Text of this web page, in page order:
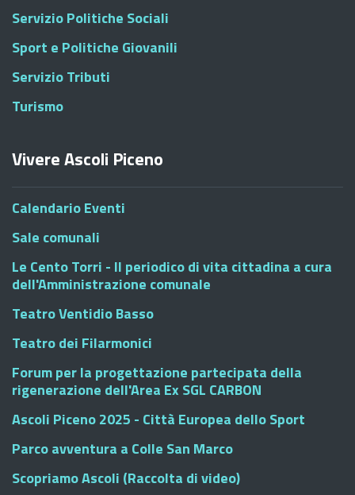
Servizio Politiche Sociali
Sport e Politiche Giovanili
Servizio Tributi
Turismo
Vivere Ascoli Piceno
Calendario Eventi
Sale comunali
Le Cento Torri - Il periodico di vita cittadina a cura
dell'Amministrazione comunale
Teatro Ventidio Basso
Teatro dei Filarmonici
Forum per la progettazione partecipata della
rigenerazione dell'Area Ex SGL CARBON
Ascoli Piceno 2025 - Città Europea dello Sport
Parco avventura a Colle San Marco
Scopriamo Ascoli (Raccolta di video)